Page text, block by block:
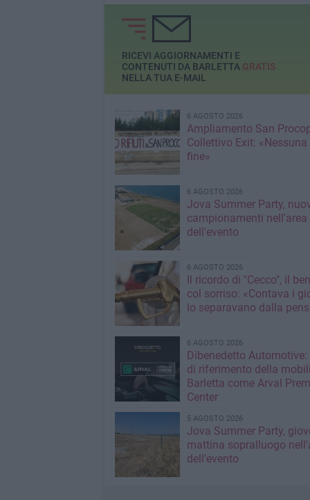
RICEVI AGGIORNAMENTI E
CONTENUTI DA BARLETTA GRATIS
NELLA TUA E-MAIL
6 AGOSTO 2026
Ampliamento San
Collettivo Exit:
fine»
6 AGOSTO 2026
Jova Summer Party,
campionamenti nell'area
dell'evento
6 AGOSTO 2026
Il ricordo di "Cecco", il
col sorriso: «Contava i
lo separavano dalla
6 AGOSTO 2026
Dibenedetto
di riferimento della
Barletta come Arval
Center
5 AGOSTO 2026
Jova Summer Party,
mattina sopralluogo
dell'evento